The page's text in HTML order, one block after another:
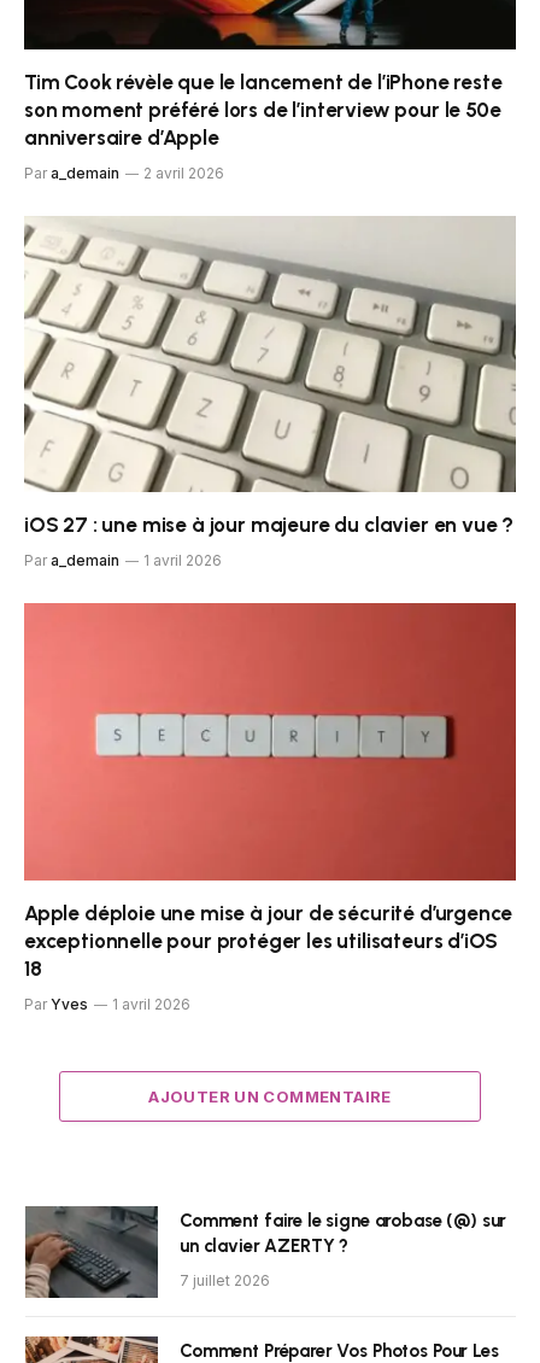
Tim Cook révèle que le lancement de l’iPhone reste
son moment préféré lors de l’interview pour le 50e
anniversaire d’Apple
Par a_demain 2 avril 2026
iOS 27 : une mise à jour majeure du clavier en vue ?
Par a_demain 1 avril 2026
Apple déploie une mise à jour de sécurité d’urgence
exceptionnelle pour protéger les utilisateurs d’iOS
18
Par Yves 1 avril 2026
AJOUTER UN COMMENTAIRE
Comment faire le signe arobase (@) sur
un clavier AZERTY ?
7 juillet 2026
Comment Préparer Vos Photos Pour Les